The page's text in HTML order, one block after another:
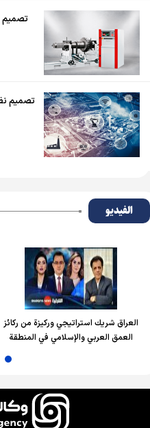
تصميم
تصميم
الفیدیو
العراق شريك استراتيجي وركيزة من ركائز
العمق العربي والإسلامي في المنطقة